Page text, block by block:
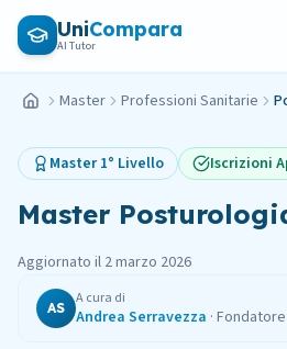
Vai al contenuto principale
UniCompara
AI Tutor
Home Master Professioni Sanitarie
Master1° Livello Iscrizioni
Master
Aggiornato il 2 marzo 2026
AS
A cura di
Andrea Serravezza ·